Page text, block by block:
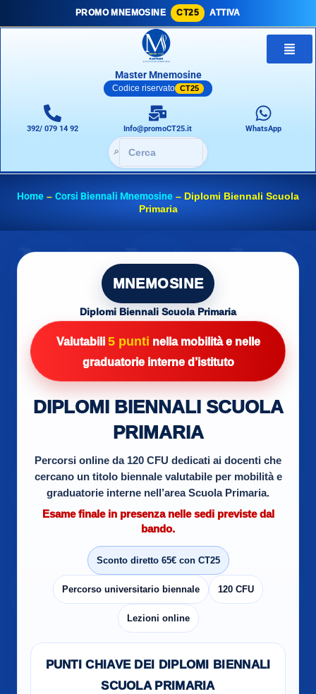
PROMO MNEMOSINE CT25 ATTIVA
Master Mnemosine
Codice riservato CT25
392/ 079 14 92 Info@promoCT25.it WhatsApp
🔎
Home – Corsi Biennali Mnemosine – Diplomi Biennali Scuola
Primaria
MNEMOSINE
Diplomi Biennali Scuola Primaria
Valutabili 5 punti nella mobilità e nelle
graduatorie interne d’istituto
DIPLOMI BIENNALI SCUOLA
PRIMARIA
Percorsi online da 120 CFU dedicati ai docenti che
cercano un titolo biennale valutabile per mobilità e
graduatorie interne nell’area Scuola Primaria.
Esame finale in presenza nelle sedi previste dal
bando.
Sconto diretto 65€ con CT25
Percorso universitario biennale 120 CFU
Lezioni online
PUNTI CHIAVE DEI DIPLOMI BIENNALI
SCUOLA PRIMARIA